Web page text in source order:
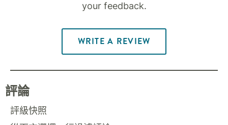
your feedback.
WRITE A REVIEW